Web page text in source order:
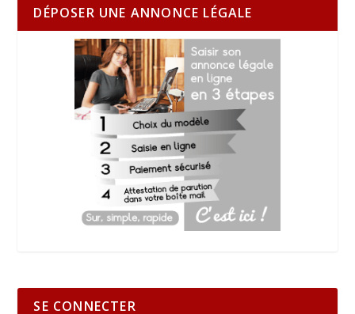
DÉPOSER UNE ANNONCE LÉGALE
SE CONNECTER